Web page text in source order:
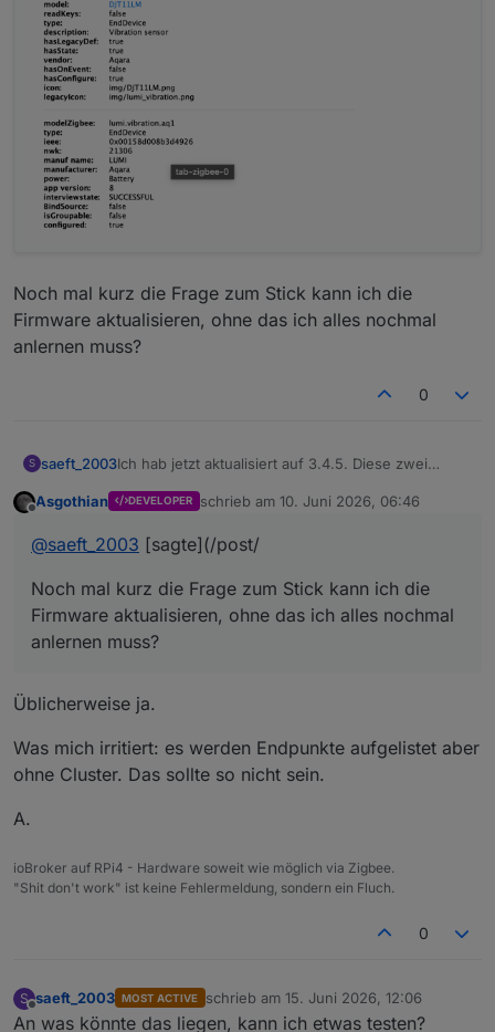
Noch mal kurz die Frage zum Stick kann ich die
Firmware aktualisieren, ohne das ich alles nochmal
anlernen muss?
0
S saeft_2003Ich hab jetzt aktualisiert auf 3.4.5. Diese zwei
persönlich nicht das es nur am Endpoint liegt da
haben.
Dieser hier funktioniert:
Firmware aktualisieren, ohne das ich alles nochmal
Offline
Asgothian DEVELOPER schrieb am 10. Juni 2026, 06:46
zuletzt editiert von
@saeft_2003 [sagte](/post/
Noch mal kurz die Frage zum Stick kann ich die
Firmware aktualisieren, ohne das ich alles nochmal
anlernen muss?
Üblicherweise ja.
Was mich irritiert: es werden Endpunkte aufgelistet aber
ohne Cluster. Das sollte so nicht sein.
A.
ioBroker auf RPi4 - Hardware soweit wie möglich via Zigbee.
"Shit don't work" ist keine Fehlermeldung, sondern ein Fluch.
0
S
Offline
saeft_2003 MOST ACTIVE schrieb am 15. Juni 2026, 12:06
zuletzt editiert von
An was könnte das liegen, kann ich etwas testen?